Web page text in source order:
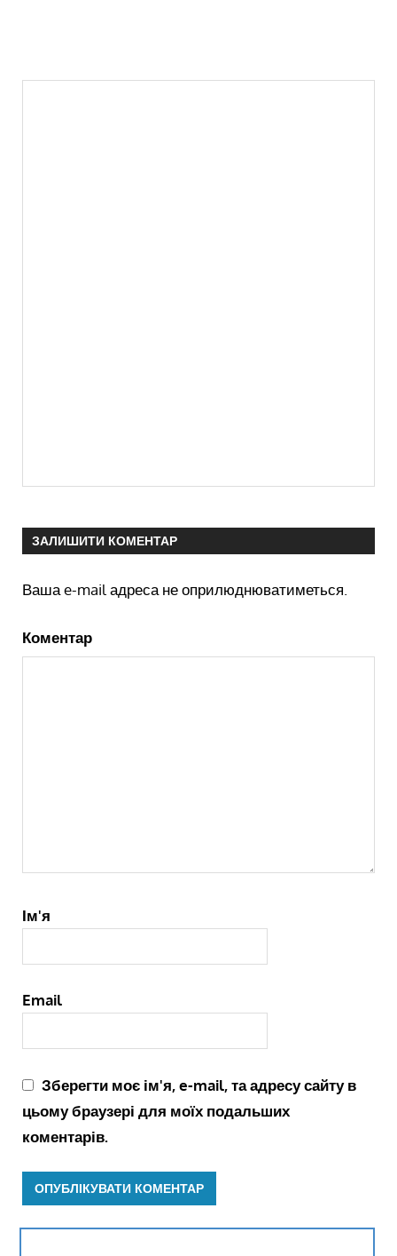
ЗАЛИШИТИ КОМЕНТАР
Ваша e-mail адреса не оприлюднюватиметься.
Коментар
Ім'я
Email
Зберегти моє ім'я, e-mail, та адресу сайту в
цьому браузері для моїх подальших
коментарів.